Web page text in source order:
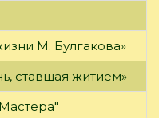
М. Булгакова»
ставшая житием»